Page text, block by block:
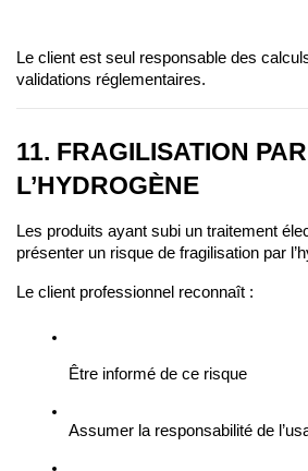
Le client est seul responsable des
validations réglementaires.
11. FRAGILISATION PAR
L’HYDROGÈNE
Les produits ayant subi un traitement
présenter un risque de fragilisation par
Le client professionnel reconnaît :
Être informé de ce risque
Assumer la responsabilité de